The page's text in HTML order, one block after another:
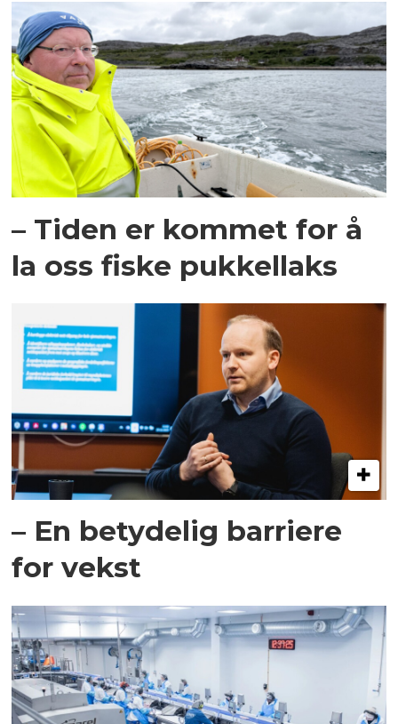
– Tiden er kommet for å
la oss fiske pukkellaks
– En betydelig barriere
for vekst